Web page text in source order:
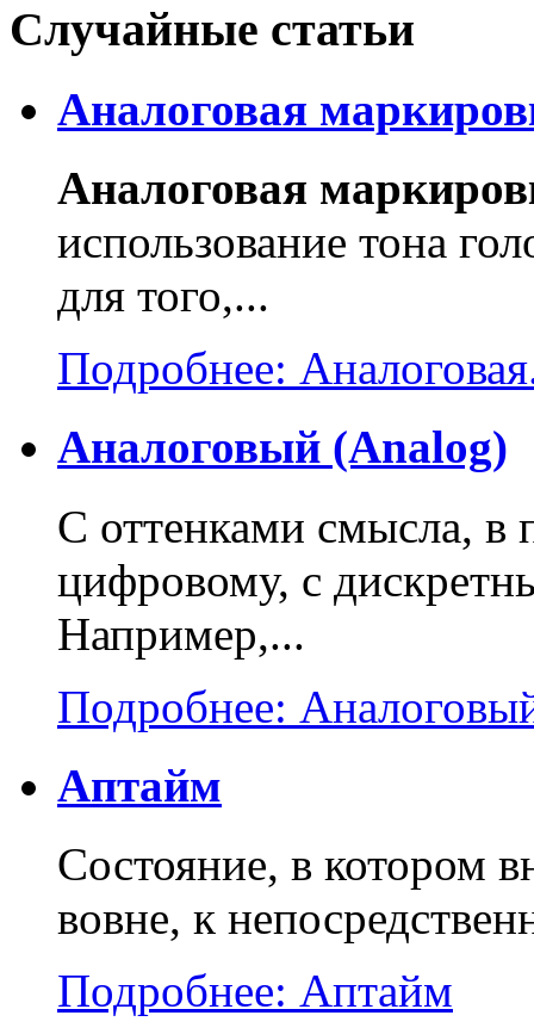
Случайные статьи
Аналоговая
Аналоговая
использование тона
для того,...
Подробнее:
Аналоговый (Analog)
С оттенками смысла, в
цифровому, с
Например,...
Подробнее:
Аптайм
Состояние, в котором
вовне, к
Подробнее: Аптайм